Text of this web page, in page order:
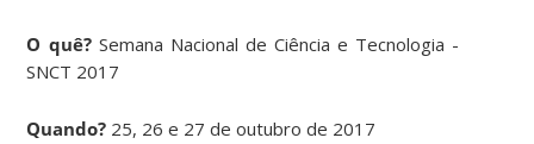
O quê?Semana Nacional de Ciência e Tecnologia -
SNCT 2017
Quando? 25, 26 e 27 de outubro de 2017